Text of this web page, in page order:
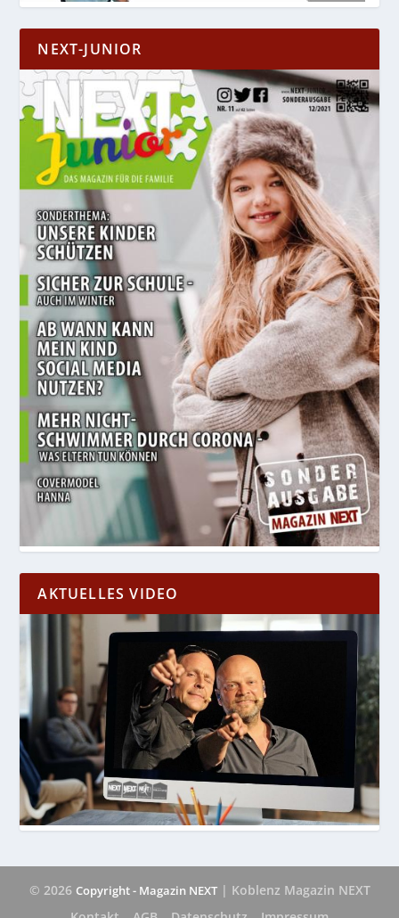
NEXT-JUNIOR
AKTUELLES VIDEO
© 2026 Copyright - Magazin NEXT| Koblenz Magazin NEXT